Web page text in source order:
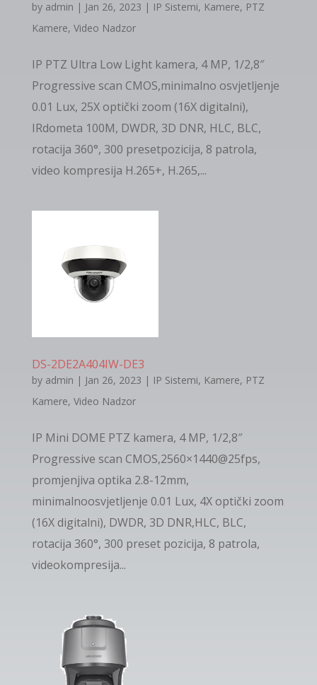
by admin | Jan 26, 2023 | IP Sistemi, Kamere, PTZ
Kamere, Video Nadzor
IP PTZ Ultra Low Light kamera, 4 MP, 1/2,8″
Progressive scan CMOS,minimalno osvjetljenje
0.01 Lux, 25Х optički zoom (16Х digitalni),
IRdometa 100M, DWDR, 3D DNR, HLC, BLC,
rotacija 360°, 300 presetpozicija, 8 patrola,
video kompresija H.265+, H.265,...
DS-2DE2A404IW-DE3
by admin | Jan 26, 2023 | IP Sistemi, Kamere, PTZ
Kamere, Video Nadzor
IP Mini DOME PTZ kamera, 4 MP, 1/2,8″
Progressive scan CMOS,2560×1440@25fps,
promjenjiva optika 2.8-12mm,
minimalnoosvjetljenje 0.01 Lux, 4Х optički zoom
(16Х digitalni), DWDR, 3D DNR,HLC, BLC,
rotacija 360°, 300 preset pozicija, 8 patrola,
videokompresija...